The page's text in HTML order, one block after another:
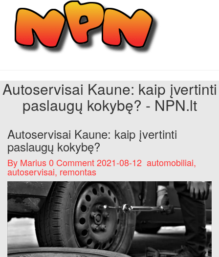
content
Autoservisai Kaune: kaip įvertinti
paslaugų kokybę? - NPN.lt
Autoservisai Kaune: kaip įvertinti
paslaugų kokybę?
By Marius0 Comment2021-08-12 automobiliai,
autoservisai, remontas